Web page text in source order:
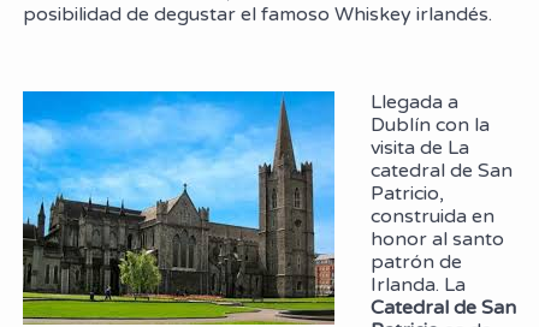
posibilidad de degustar el famoso Whiskey irlandés.
Llegada a
Dublín con la
visita de La
catedral de San
Patricio,
construida en
honor al santo
patrón de
Irlanda. La
Catedral de San